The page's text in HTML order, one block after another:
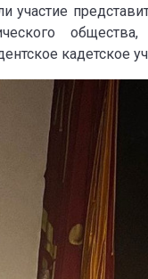
участие
кадетское